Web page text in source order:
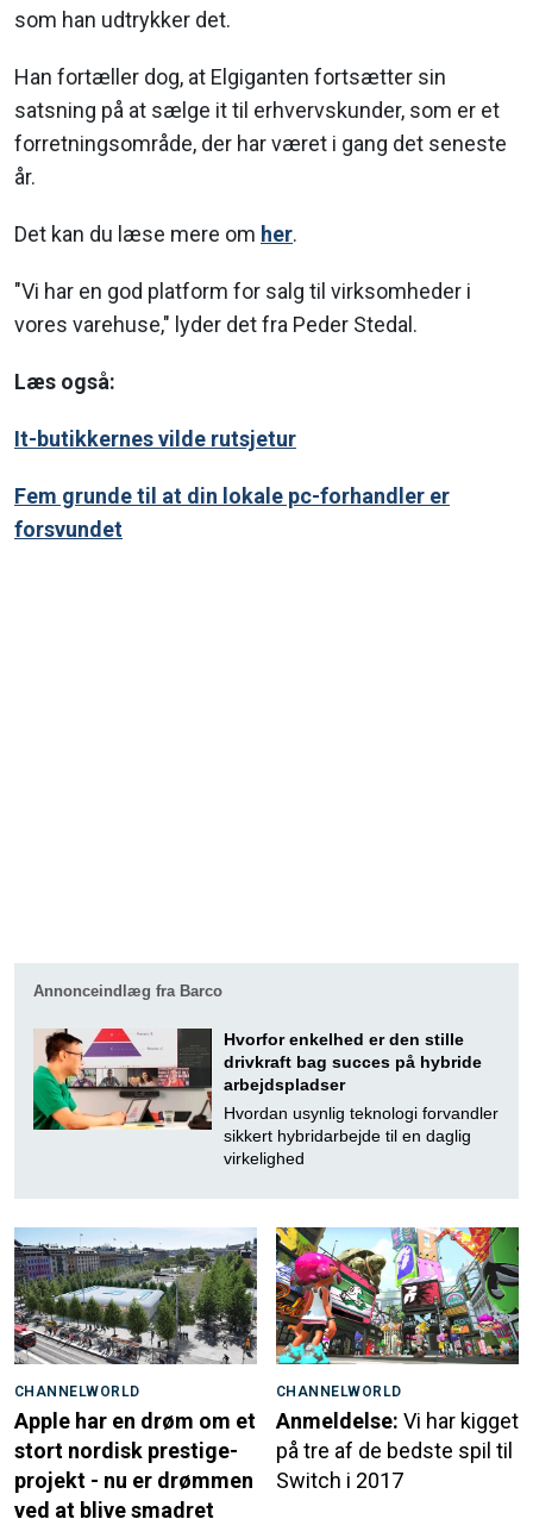
som han udtrykker det.
Han fortæller dog, at Elgiganten fortsætter sin
satsning på at sælge it til erhvervskunder, som er et
forretningsområde, der har været i gang det seneste
år.
Det kan du læse mere om her.
"Vi har en god platform for salg til virksomheder i
vores varehuse," lyder det fra Peder Stedal.
Læs også:
It-butikkernes vilde rutsjetur
Fem grunde til at din lokale pc-forhandler er
forsvundet
Annonceindlæg fra Barco
Hvorfor enkelhed er den stille
drivkraft bag succes på hybride
arbejdspladser
Hvordan usynlig teknologi forvandler
sikkert hybridarbejde til en daglig
virkelighed
CHANNELWORLD
Apple har en drøm om et
stort nordisk prestige-
projekt - nu er drømmen
ved at blive smadret
CHANNELWORLD
Anmeldelse: Vi har kigget
på tre af de bedste spil til
Switch i 2017